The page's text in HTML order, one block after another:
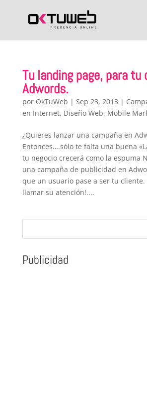
Tu landing page, para tu
Adwords.
por OkTuWeb | Sep 23, 2013 |
en Internet, Diseño Web, Mobile
¿Quieres lanzar una campaña en
Entonces….sólo te falta una buena
tu negocio crecerá como la espuma
una campaña de publicidad en
que un usuario pase a ser tu cliente.
llamar su atención!....
Publicidad